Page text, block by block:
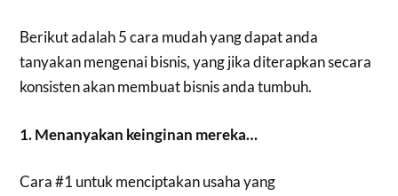
Berikut adalah 5 cara mudah yang dapat anda
tanyakan mengenai bisnis, yang jika diterapkan secara
konsisten akan membuat bisnis anda tumbuh.
1. Menanyakan keinginan mereka…
Cara #1 untuk menciptakan usaha yang